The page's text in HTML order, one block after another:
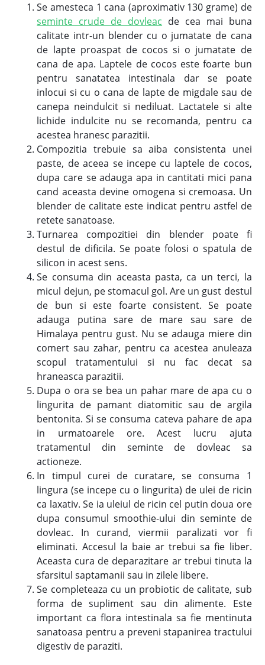
Se amesteca 1 cana (aproximativ 130 grame) de
seminte crude de dovleac de cea mai buna
calitate intr-un blender cu o jumatate de cana
de lapte proaspat de cocos si o jumatate de
cana de apa. Laptele de cocos este foarte bun
pentru sanatatea intestinala dar se poate
inlocui si cu o cana de lapte de migdale sau de
canepa neindulcit si nediluat. Lactatele si alte
lichide indulcite nu se recomanda, pentru ca
acestea hranesc parazitii.
Compozitia trebuie sa aiba consistenta unei
paste, de aceea se incepe cu laptele de cocos,
dupa care se adauga apa in cantitati mici pana
cand aceasta devine omogena si cremoasa. Un
blender de calitate este indicat pentru astfel de
retete sanatoase.
Turnarea compozitiei din blender poate fi
destul de dificila. Se poate folosi o spatula de
silicon in acest sens.
Se consuma din aceasta pasta, ca un terci, la
micul dejun, pe stomacul gol. Are un gust destul
de bun si este foarte consistent. Se poate
adauga putina sare de mare sau sare de
Himalaya pentru gust. Nu se adauga miere din
comert sau zahar, pentru ca acestea anuleaza
scopul tratamentului si nu fac decat sa
hraneasca parazitii.
Dupa o ora se bea un pahar mare de apa cu o
lingurita de pamant diatomitic sau de argila
bentonita. Si se consuma cateva pahare de apa
in urmatoarele ore. Acest lucru ajuta
tratamentul din seminte de dovleac sa
actioneze.
In timpul curei de curatare, se consuma 1
lingura (se incepe cu o lingurita) de ulei de ricin
ca laxativ. Se ia uleiul de ricin cel putin doua ore
dupa consumul smoothie-ului din seminte de
dovleac. In curand, viermii paralizati vor fi
eliminati. Accesul la baie ar trebui sa fie liber.
Aceasta cura de deparazitare ar trebui tinuta la
sfarsitul saptamanii sau in zilele libere.
Se completeaza cu un probiotic de calitate, sub
forma de supliment sau din alimente. Este
important ca flora intestinala sa fie mentinuta
sanatoasa pentru a preveni stapanirea tractului
digestiv de paraziti.